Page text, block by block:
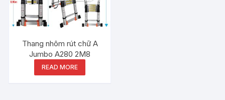
Thang nhôm rút chữ A
Jumbo A280 2M8
READ MORE